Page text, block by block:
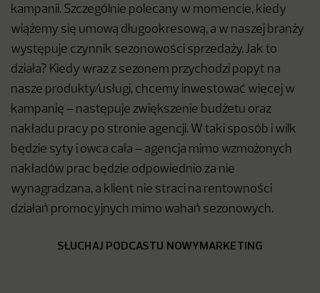
kampanii. Szczególnie polecany w momencie, kiedy
wiążemy się umową długookresową, a w naszej branży
występuje czynnik sezonowości sprzedaży. Jak to
działa? Kiedy wraz z sezonem przychodzi popyt na
nasze produkty/usługi, chcemy inwestować więcej w
kampanię – następuje zwiększenie budżetu oraz
nakładu pracy po stronie agencji. W taki sposób i wilk
będzie syty i owca cała – agencja mimo wzmożonych
nakładów prac będzie odpowiednio za nie
wynagradzana, a klient nie straci na rentowności
działań promocyjnych mimo wahań sezonowych.
SŁUCHAJ PODCASTU NOWYMARKETING